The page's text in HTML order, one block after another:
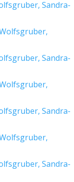
Sandra-
Sandra-
Sandra-
Sandra-